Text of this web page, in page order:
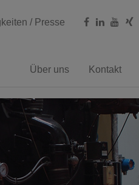
/ Presse
Fräsprozess
Über uns Kontakt